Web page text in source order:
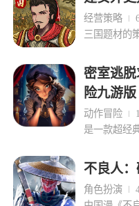
经营策略
三国题材的
密室逃
险九游版
动作冒险
是一款超经
不良人
角色扮演